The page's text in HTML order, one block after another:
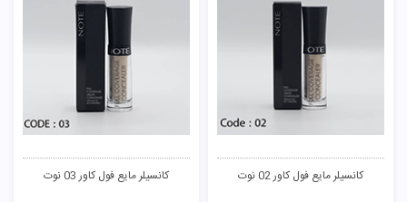
کانسیلر مایع فول کاور 02 نوت کانسیلر مایع فول کاور 03 نوت